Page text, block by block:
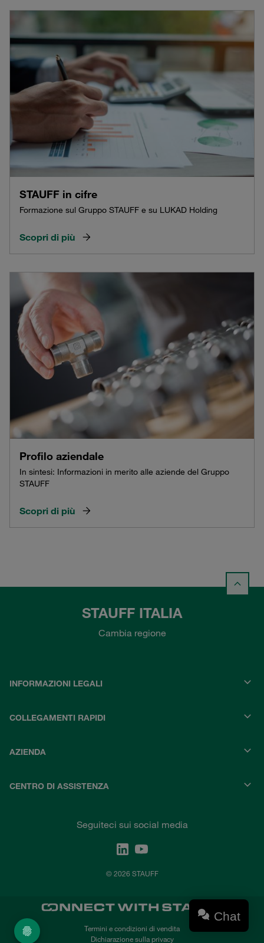
STAUFF in cifre
Formazione sul Gruppo STAUFF e su LUKAD Holding
Scopri di più
Profilo aziendale
In sintesi: Informazioni in merito alle aziende del Gruppo
STAUFF
Scopri di più
STAUFF ITALIA
Cambia regione
INFORMAZIONI LEGALI
COLLEGAMENTI RAPIDI
AZIENDA
CENTRO DI ASSISTENZA
Seguiteci sui social media
© 2026 STAUFF
Termini e condizioni di vendita
Dichiarazione sulla privacy
Chat